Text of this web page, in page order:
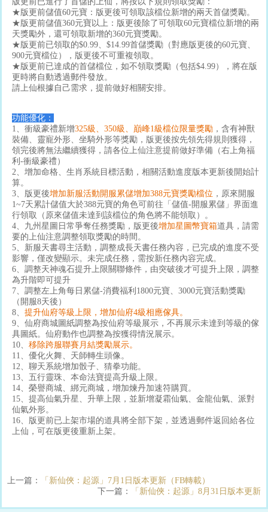
★版更前儲值60元寶：版更後可領取該檔位新增的兩天首儲獎勵。
★版更前儲值360元寶以上：版更後除了可領取60元寶檔位新增的兩
天獎勵外，還可領取新增的360元寶獎勵。
★版更前已領取的$0.99、$14.99首儲獎勵（對應版更後的60元寶、
900元寶檔位），版更後不可重複領取。
★版更前已達成的首儲檔位，如不領取獎勵（包括$4.99），將在版
更時將自動透過郵件發放。
請上仙根據自己需求，提前做好相關安排。
功能優化：
1、衝級豪禮新增325級、350級、巔峰1級檔位限量獎勵 ，含有神獸
裝備、靈寵外形、坐騎外形等獎勵，版更後按先領先得規則獲得，
領完後將無法繼續獲得，請各位上仙注意提前做好準備（右上角福
利-衝級豪禮）
2、增加命格、生肖系統目標活動，相關活動進度版本更新後開始計
算。
3、版更後增加新服活動開服累儲增加388元寶獎勵檔位 ，原來開服
1~7天累計儲值大於388元寶的角色可前往「儲值-開服累儲」界面進
行領取（原來儲值未達到該檔位的角色將不能領取）。
4、九州星圖日常爭奪任務獎勵，版更後增加星圖幣寶箱道具，請需
要的上仙注意調整領取獎勵的時間。
5、新服天書尋主活動，調整成長天書任務內容，已完成的進度不受
影響，僅改變顯示。未完成任務，需按新任務內容完成。
6、調整天神魂石提升上限關聯條件，由突破後才可提升上限，調整
為升階即可提升
7、調整左上角每日累儲-消費福利1800元寶、3000元寶活動獎勵
（開服8天後）
8、提升仙府等級上限，增加仙府4級相應傢具。
9、仙府商城圖紙調整為按仙府等級展示，不再展示未達到等級的傢
具圖紙。仙府動作也調整為按獲得情況展示。
10、移除跨服聯賽月結獎勵展示。
11、優化火舞、天師轉生頭像。
12、聊天系統增加骰子、猜拳功能。
13、五行靈珠、本命法寶提高升級上限。
14、榮譽商城、綁元商城，增加煉丹加速符購買。
15、提高仙氣升星、升華上限，並新增凝霜仙氣、金龍仙氣、派對
仙氣外形。
16、版更前已上架市場的道具將全部下架，並透過郵件返回給各位
上仙，可在版更後重新上架。
上一篇：
「新仙俠：起源」7月1日版本更新（FB轉載）
下一篇：
「新仙俠：起源」8月31日版本更新